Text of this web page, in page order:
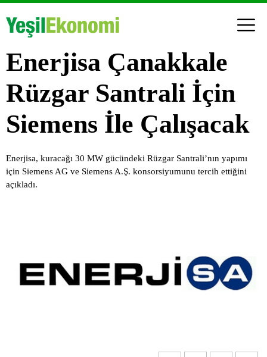
Enerjisa Çanakkale
Rüzgar Santrali İçin
Siemens İle Çalışacak
Enerjisa, kuracağı 30 MW gücündeki Rüzgar Santrali’nın yapımı
için Siemens AG ve Siemens A.Ş. konsorsiyumunu tercih ettiğini
açıkladı.